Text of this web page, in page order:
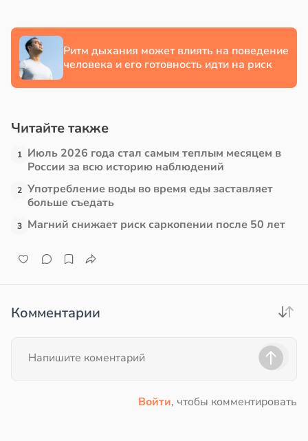
17:21
Ритм дыхания может влиять на поведение
человека и его готовность идти на риск
Читайте также
1 Июль 2026 года стал самым теплым месяцем в
России за всю историю наблюдений
2 Употребление воды во время еды заставляет
больше съедать
3 Магний снижает риск саркопении после 50 лет
Комментарии
Войти, чтобы комментировать